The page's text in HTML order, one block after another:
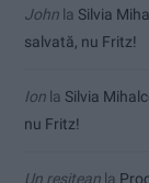
John la Silvia
salvată, nu Fritz!
Ion la Silvia
nu Fritz!
Un resitean la